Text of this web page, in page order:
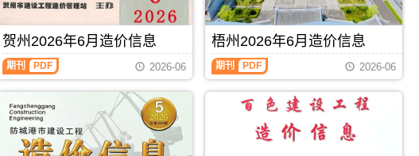
息)，
防
城
港
市
建
设
工
程
期
刊，
由
钦
州
市
建
贺州2026年6月造价信息
贺
州
月
期刊 PDF 2026-06
梧州2026年6月造价信息
梧
州
期刊 PDF 2026-06